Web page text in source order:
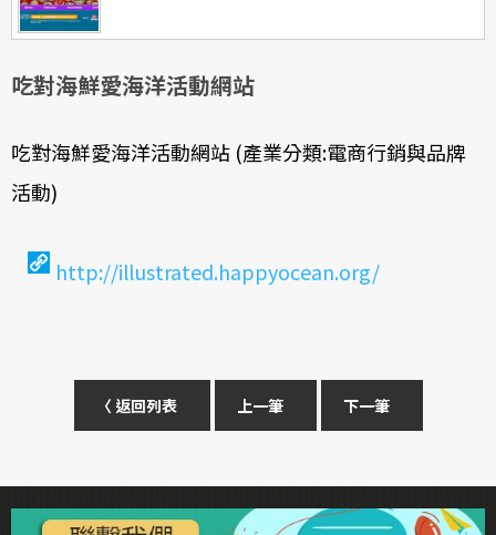
吃對海鮮愛海洋活動網站
吃對海鮮愛海洋活動網站 (產業分類:電商行銷與品牌
活動)
http://illustrated.happyocean.org/
〈 返回列表 上一筆 下一筆